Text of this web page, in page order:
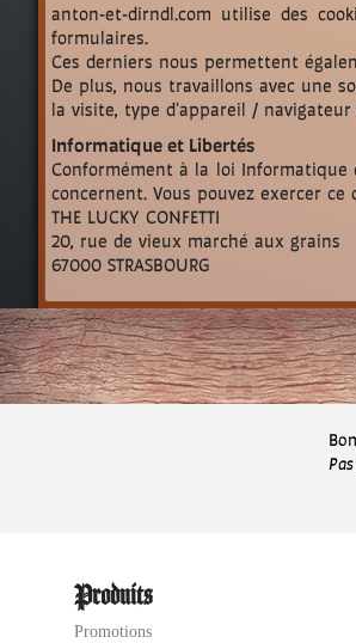
anton-et-dirndl.com utilise des
formulaires.
Ces derniers nous permettent
De plus, nous travaillons avec une
la visite, type d'appareil /
Informatique et Libertés
Conformément à la loi Informatique
concernent. Vous pouvez exercer
THE LUCKY CONFETTI
20, rue de vieux marché aux grains
67000 STRASBOURG
Produits
Promotions